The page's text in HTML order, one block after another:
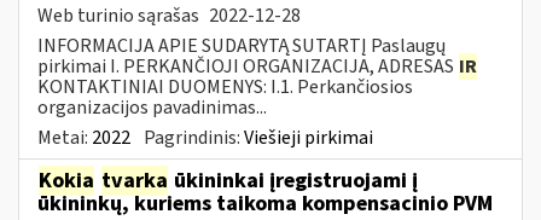
Web turinio sąrašas 2022-12-28
INFORMACIJA APIE SUDARYTĄ SUTARTĮ Paslaugų
pirkimai I. PERKANČIOJI ORGANIZACIJA, ADRESAS IR
KONTAKTINIAI DUOMENYS: I.1. Perkančiosios
organizacijos pavadinimas...
Metai: 2022 Pagrindinis:Viešieji pirkimai
Kokia tvarka ūkininkai įregistruojami į
ūkininkų, kuriems taikoma kompensacinio PVM